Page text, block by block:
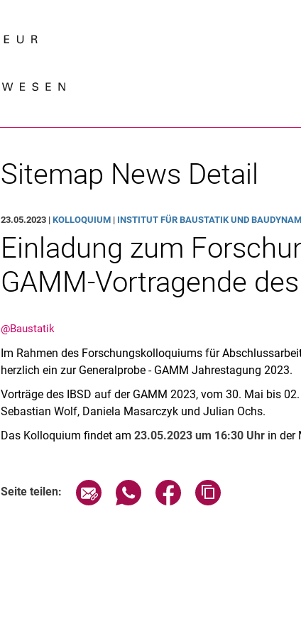
Sitemap News Detail
23.05.2023 |KOL­­LO­QUI­UM | INSTITUT FÜR BAUSTATIK UND
Einladung zum
GAMM-Vortragende
@Baustatik
Im Rahmen des Forschungskolloquiums für
herzlich ein zur Generalprobe - GAMM Jahrestagung 2023.
Vorträge des IBSD auf der GAMM 2023, vom 30. Mai bis
Sebastian Wolf, Daniela Masarczyk und Julian Ochs.
Das Kolloquium findet am 23.05.2023 um 16:30 Uhr in der
Seite teilen: Seite über E-Mail teilen
Seite über WhatsApp teilen
Seite über Facebook